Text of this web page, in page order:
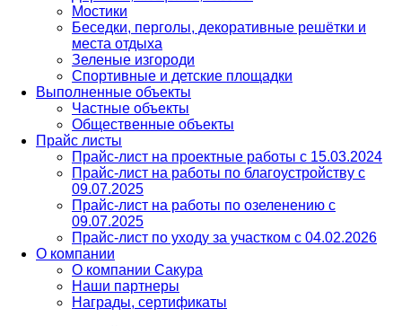
Мостики
Беседки, перголы, декоративные решётки и
места отдыха
Зеленые изгороди
Спортивные и детские площадки
Выполненные объекты
Частные объекты
Общественные объекты
Прайс листы
Прайс-лист на проектные работы c 15.03.2024
Прайс-лист на работы по благоустройству с
09.07.2025
Прайс-лист на работы по озеленению с
09.07.2025
Прайс-лист по уходу за участком c 04.02.2026
О компании
О компании Сакура
Наши партнеры
Награды, сертификаты